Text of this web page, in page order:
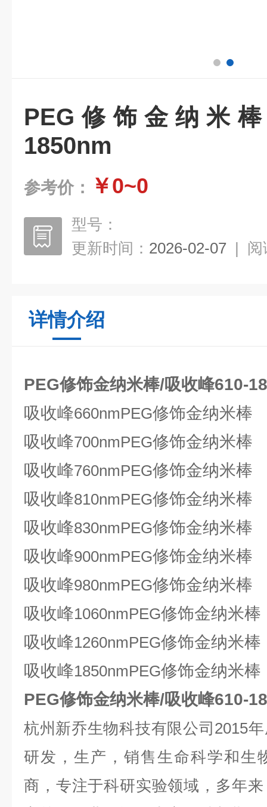
PEG修饰金纳米
1850nm
参考价： ￥0~0
型号：
更新时间： 2026-02-07 | 阅
详情介绍
PEG修饰金纳米棒/吸收峰610-
吸收峰660nmPEG修饰金纳米棒
吸收峰700nmPEG修饰金纳米棒
吸收峰760nmPEG修饰金纳米棒
吸收峰810nmPEG修饰金纳米棒
吸收峰830nmPEG修饰金纳米棒
吸收峰900nmPEG修饰金纳米棒
吸收峰980nmPEG修饰金纳米棒
吸收峰1060nmPEG修饰金纳米棒
吸收峰1260nmPEG修饰金纳米棒
吸收峰1850nmPEG修饰金纳米棒
PEG修饰金纳米棒/吸收峰610-
杭州新乔生物科技有限公司 2015
研发，生产，销售生命科学和生
商，专注于科研实验领域，多年